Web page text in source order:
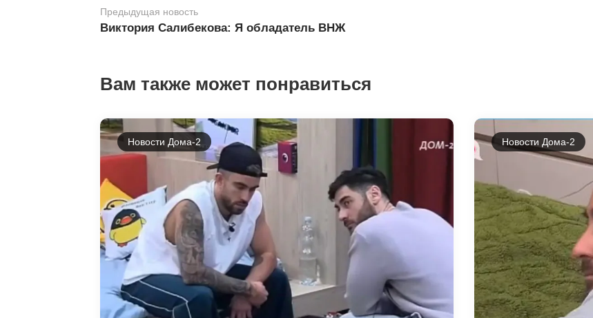
Предыдущая новость
Виктория Салибекова: Я обладатель ВНЖ
Вам также может понравиться
Новости Дома-2 Новости Дома-2